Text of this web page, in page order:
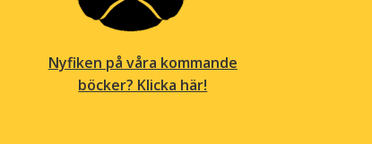
Nyfiken på våra kommande
böcker? Klicka här!